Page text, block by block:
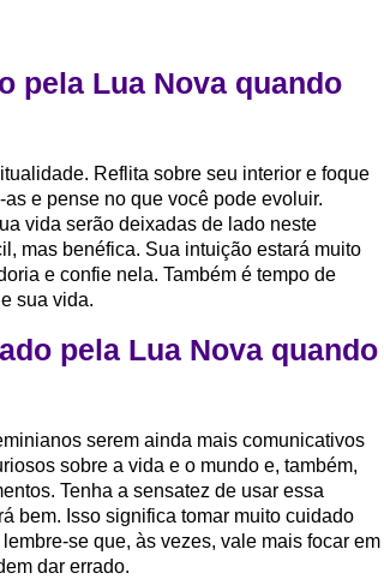
pela Lua Nova quando
Reflita sobre seu interior e foque
e pense no que você pode evoluir.
vida serão deixadas de lado neste
mas benéfica. Sua intuição estará muito
e confie nela. Também é tempo de
sua vida.
pela Lua Nova quando
serem ainda mais comunicativos
sobre a vida e o mundo e, também,
Tenha a sensatez de usar essa
bem. Isso significa tomar muito cuidado
se que, às vezes, vale mais focar em
dar errado.